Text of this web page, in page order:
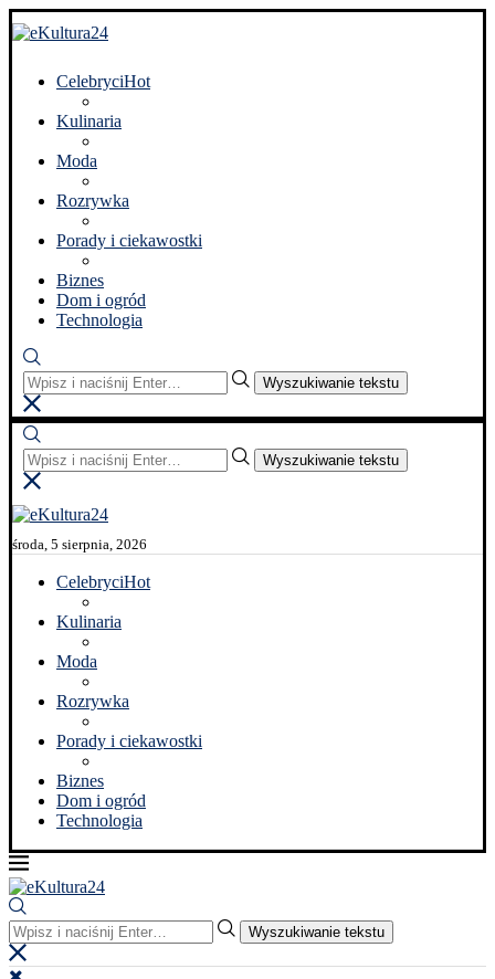
CelebryciHot
Kulinaria
Moda
Rozrywka
Porady i ciekawostki
Biznes
Dom i ogród
Technologia
Wyszukiwanie tekstu
Wyszukiwanie tekstu
środa, 5 sierpnia, 2026
CelebryciHot
Kulinaria
Moda
Rozrywka
Porady i ciekawostki
Biznes
Dom i ogród
Technologia
Wyszukiwanie tekstu